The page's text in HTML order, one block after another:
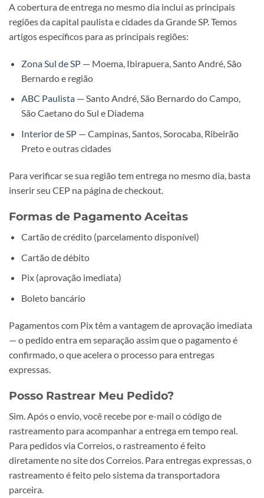
A cobertura de entrega no mesmo dia inclui as principais
regiões da capital paulista e cidades da Grande SP. Temos
artigos específicos para as principais regiões:
Zona Sul de SP— Moema, Ibirapuera, Santo André, São
Bernardo e região
ABC Paulista— Santo André, São Bernardo do Campo,
São Caetano do Sul e Diadema
Interior de SP— Campinas, Santos, Sorocaba, Ribeirão
Preto e outras cidades
Para verificar se sua região tem entrega no mesmo dia, basta
inserir seu CEP na página de checkout.
Formas de Pagamento Aceitas
Cartão de crédito (parcelamento disponível)
Cartão de débito
Pix (aprovação imediata)
Boleto bancário
Pagamentos com Pix têm a vantagem de aprovação imediata
— o pedido entra em separação assim que o pagamento é
confirmado, o que acelera o processo para entregas
expressas.
Posso Rastrear Meu Pedido?
Sim. Após o envio, você recebe por e-mail o código de
rastreamento para acompanhar a entrega em tempo real.
Para pedidos via Correios, o rastreamento é feito
diretamente no site dos Correios. Para entregas expressas, o
rastreamento é feito pelo sistema da transportadora
parceira.